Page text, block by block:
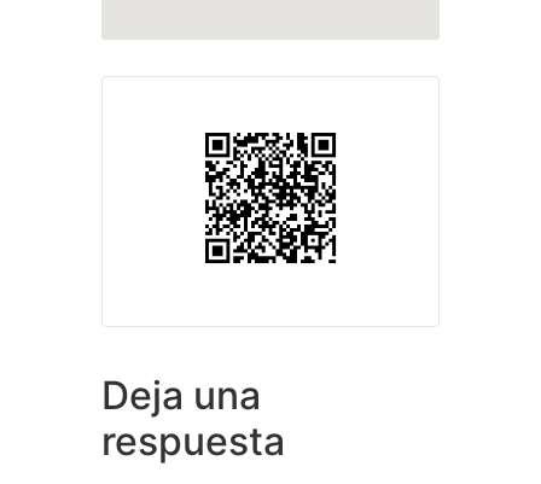
Deja una
respuesta